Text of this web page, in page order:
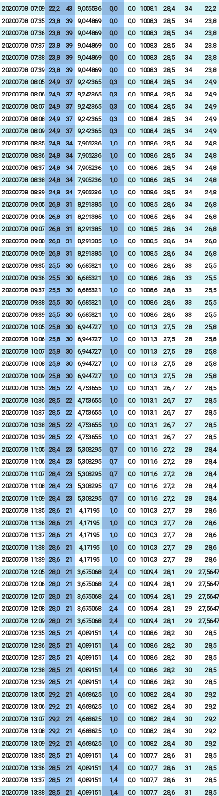
20200708 07:09 22,2 43 9,055536 0,0 0,0 1008,1 28,4 34
22,2
20200708 07:35 23,8 39 9,044869 0,0 0,0 1008,3 28,5 34
23,8
20200708 07:36 23,8 39 9,044869 0,0 0,0 1008,3 28,5 34
23,8
20200708 07:37 23,8 39 9,044869 0,0 0,0 1008,3 28,5 34
23,8
20200708 07:38 23,8 39 9,044869 0,0 0,0 1008,3 28,5 34
23,8
20200708 07:39 23,8 39 9,044869 0,0 0,0 1008,3 28,5 34
23,8
20200708 08:05 24,9 37 9,242365 0,3 0,0 1008,4 28,5 34
24,9
20200708 08:06 24,9 37 9,242365 0,3 0,0 1008,4 28,5 34
24,9
20200708 08:07 24,9 37 9,242365 0,3 0,0 1008,4 28,5 34
24,9
20200708 08:08 24,9 37 9,242365 0,3 0,0 1008,4 28,5 34
24,9
20200708 08:09 24,9 37 9,242365 0,3 0,0 1008,4 28,5 34
24,9
20200708 08:35 24,8 34 7,905236 1,0 0,0 1008,6 28,5 34
24,8
20200708 08:36 24,8 34 7,905236 1,0 0,0 1008,6 28,5 34
24,8
20200708 08:37 24,8 34 7,905236 1,0 0,0 1008,6 28,5 34
24,8
20200708 08:38 24,8 34 7,905236 1,0 0,0 1008,6 28,5 34
24,8
20200708 08:39 24,8 34 7,905236 1,0 0,0 1008,6 28,5 34
24,8
20200708 09:05 26,8 31 8,291385 1,0 0,0 1008,5 28,6 34
26,8
20200708 09:06 26,8 31 8,291385 1,0 0,0 1008,5 28,6 34
26,8
20200708 09:07 26,8 31 8,291385 1,0 0,0 1008,5 28,6 34
26,8
20200708 09:08 26,8 31 8,291385 1,0 0,0 1008,5 28,6 34
26,8
20200708 09:09 26,8 31 8,291385 1,0 0,0 1008,5 28,6 34
26,8
20200708 09:35 25,5 30 6,685321 1,0 0,0 1008,6 28,6 33
25,5
20200708 09:36 25,5 30 6,685321 1,0 0,0 1008,6 28,6 33
25,5
20200708 09:37 25,5 30 6,685321 1,0 0,0 1008,6 28,6 33
25,5
20200708 09:38 25,5 30 6,685321 1,0 0,0 1008,6 28,6 33
25,5
20200708 09:39 25,5 30 6,685321 1,0 0,0 1008,6 28,6 33
25,5
20200708 10:05 25,8 30 6,944727 1,0 0,0 1011,3 27,5 28
25,8
20200708 10:06 25,8 30 6,944727 1,0 0,0 1011,3 27,5 28
25,8
20200708 10:07 25,8 30 6,944727 1,0 0,0 1011,3 27,5 28
25,8
20200708 10:08 25,8 30 6,944727 1,0 0,0 1011,3 27,5 28
25,8
20200708 10:09 25,8 30 6,944727 1,0 0,0 1011,3 27,5 28
25,8
20200708 10:35 28,5 22 4,753655 1,0 0,0 1013,1 26,7 27
28,5
20200708 10:36 28,5 22 4,753655 1,0 0,0 1013,1 26,7 27
28,5
20200708 10:37 28,5 22 4,753655 1,0 0,0 1013,1 26,7 27
28,5
20200708 10:38 28,5 22 4,753655 1,0 0,0 1013,1 26,7 27
28,5
20200708 10:39 28,5 22 4,753655 1,0 0,0 1013,1 26,7 27
28,5
20200708 11:05 28,4 23 5,308295 0,7 0,0 1011,6 27,2 28
28,4
20200708 11:06 28,4 23 5,308295 0,7 0,0 1011,6 27,2 28
28,4
20200708 11:07 28,4 23 5,308295 0,7 0,0 1011,6 27,2 28
28,4
20200708 11:08 28,4 23 5,308295 0,7 0,0 1011,6 27,2 28
28,4
20200708 11:09 28,4 23 5,308295 0,7 0,0 1011,6 27,2 28
28,4
20200708 11:35 28,6 21 4,17195 1,0 0,0 1010,3 27,7 28
28,6
20200708 11:36 28,6 21 4,17195 1,0 0,0 1010,3 27,7 28
28,6
20200708 11:37 28,6 21 4,17195 1,0 0,0 1010,3 27,7 28
28,6
20200708 11:38 28,6 21 4,17195 1,0 0,0 1010,3 27,7 28
28,6
20200708 11:39 28,6 21 4,17195 1,0 0,0 1010,3 27,7 28
28,6
20200708 12:05 28,0 21 3,675068 2,4 0,0 1009,4 28,1 29
20200708 12:06 28,0 21 3,675068 2,4 0,0 1009,4 28,1 29
20200708 12:07 28,0 21 3,675068 2,4 0,0 1009,4 28,1 29
20200708 12:08 28,0 21 3,675068 2,4 0,0 1009,4 28,1 29
20200708 12:09 28,0 21 3,675068 2,4 0,0 1009,4 28,1 29
20200708 12:35 28,5 21 4,089151 1,4 0,0 1008,6 28,2 30
28,5
20200708 12:36 28,5 21 4,089151 1,4 0,0 1008,6 28,2 30
28,5
20200708 12:37 28,5 21 4,089151 1,4 0,0 1008,6 28,2 30
28,5
20200708 12:38 28,5 21 4,089151 1,4 0,0 1008,6 28,2 30
28,5
20200708 12:39 28,5 21 4,089151 1,4 0,0 1008,6 28,2 30
28,5
20200708 13:05 29,2 21 4,668625 1,0 0,0 1008,2 28,4 30
29,2
20200708 13:06 29,2 21 4,668625 1,0 0,0 1008,2 28,4 30
29,2
20200708 13:07 29,2 21 4,668625 1,0 0,0 1008,2 28,4 30
29,2
20200708 13:08 29,2 21 4,668625 1,0 0,0 1008,2 28,4 30
29,2
20200708 13:09 29,2 21 4,668625 1,0 0,0 1008,2 28,4 30
29,2
20200708 13:35 28,5 21 4,089151 1,4 0,0 1007,7 28,6 31
28,5
20200708 13:36 28,5 21 4,089151 1,4 0,0 1007,7 28,6 31
28,5
20200708 13:37 28,5 21 4,089151 1,4 0,0 1007,7 28,6 31
28,5
20200708 13:38 28,5 21 4,089151 1,4 0,0 1007,7 28,6 31
28,5